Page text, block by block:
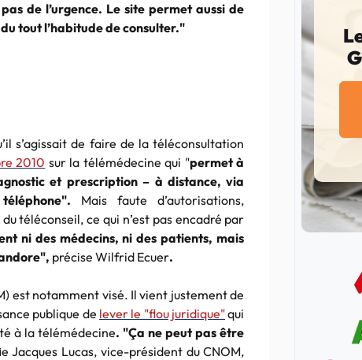
de l’urgence. Le site permet aussi de
tout l’habitude de consulter."
s’agissait de faire de la téléconsultation
2010 sur la télémédecine qui "permet à
et prescription – à distance, via
Mais faute d’autorisations,
téléconseil, ce qui n’est pas encadré par
ni des médecins, ni des patients, mais
précise Wilfrid Ecuer.
est notamment visé. Il vient justement de
publique de lever le "flou juridique"qui
à la télémédecine. "Ça ne peut pas être
Jacques Lucas, vice-président du CNOM,